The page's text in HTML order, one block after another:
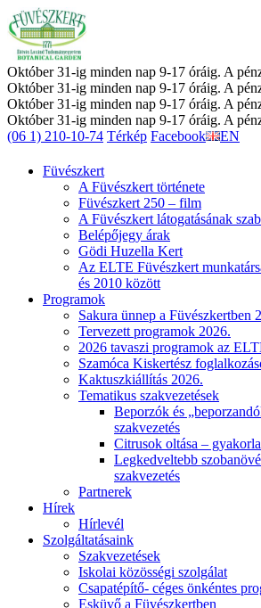
Október 31-ig minden nap 9-17 óráig. A
Október 31-ig minden nap 9-17 óráig. A
Október 31-ig minden nap 9-17 óráig. A
Október 31-ig minden nap 9-17 óráig. A
(06 1) 210-10-74 Térkép Facebook EN
Füvészkert
A Füvészkert története
Füvészkert 250 – film
A Füvészkert látogatásának
Belépőjegy árak
Gödi Huzella Kert
Az ELTE Füvészkert
és 2010 között
Programok
Sakura ünnep a Füvészkertben
Tervezett programok 2026.
2026 tavaszi programok az
Szamóca Kiskertész
Kaktuszkiállítás 2026.
Tematikus szakvezetések
Beporzók és
szakvezetés
Citrusok oltása –
Legkedveltebb
szakvezetés
Partnerek
Hírek
Hírlevél
Szolgáltatásaink
Szakvezetések
Iskolai közösségi szolgálat
Csapatépítő- céges önkéntes
Esküvő a Füvészkertben